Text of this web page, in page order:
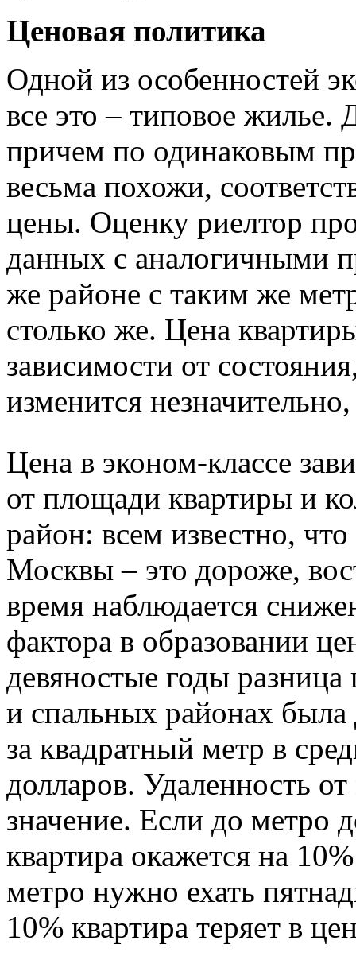
Ценовая политика
Одной из особенностей
все это – типовое жилье.
причем по одинаковым
весьма похожи,
цены. Оценку риелтор
данных с аналогичными
же районе с таким же
столько же. Цена
зависимости от
изменится
Цена в эконом-классе
от площади квартиры и
район: всем известно,
Москвы – это дороже,
время наблюдается
фактора в образовании
девяностые годы
и спальных районах была
за квадратный метр в
долларов. Удаленность
значение. Если до метро
квартира окажется на
метро нужно ехать
10% квартира теряет в